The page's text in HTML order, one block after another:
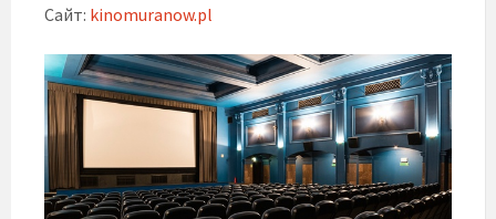
Сайт: kinomuranow.pl